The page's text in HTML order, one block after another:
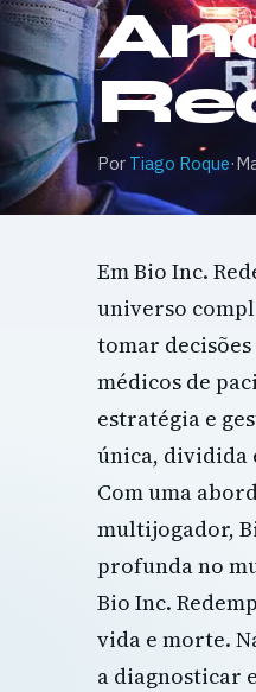
Por Tiago Roque·
Em Bio Inc.
universo
tomar
médicos de
estratégia e
única, dividida
Com uma
multijogador,
profunda no
Bio Inc.
vida e morte.
a diagnosticar